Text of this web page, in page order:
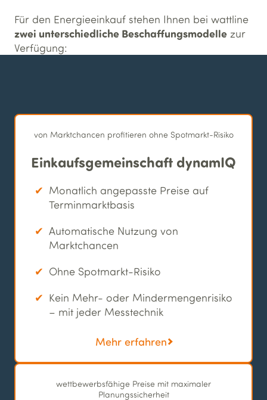
Für den Energieeinkauf stehen Ihnen bei wattline
zwei unterschiedliche Beschaffungsmodelle zur
Verfügung:
wettbewerbsfähige Preise mit maximaler
Planungssicherheit
von Marktchancen profitieren ohne Spotmarkt-Risiko
Einkaufs­gemeinschaft dynamIQ
Monatlich angepasste Preise auf
Terminmarktbasis
Automatische Nutzung von
Marktchancen
Ohne Spotmarkt-Risiko
Kein Mehr- oder Mindermengenrisiko
– mit jeder Messtechnik
Mehr erfahren